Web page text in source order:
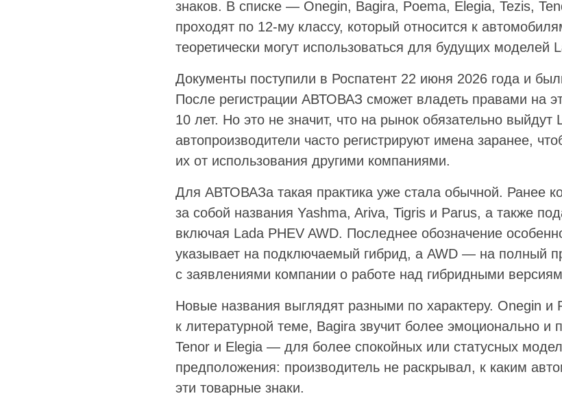
знаков. В списке — Onegin, Bagira, Poema, Elegia, Tezis,
проходят по 12-му классу, который относится к
теоретически могут использоваться для будущих моделей
Документы поступили в Роспатент 22 июня 2026 года и
После регистрации АВТОВАЗ сможет владеть правами на
10 лет. Но это не значит, что на рынок обязательно
автопроизводители часто регистрируют имена заранее,
их от использования другими компаниями.
Для АВТОВАЗа такая практика уже стала обычной. Ранее
за собой названия Yashma, Ariva, Tigris и Parus, а также
включая Lada PHEV AWD. Последнее обозначение
указывает на подключаемый гибрид, а AWD — на полный
с заявлениями компании о работе над гибридными
Новые названия выглядят разными по характеру. Onegin и
к литературной теме, Bagira звучит более эмоционально и
Tenor и Elegia — для более спокойных или статусных
предположения: производитель не раскрывал, к каким
эти товарные знаки.